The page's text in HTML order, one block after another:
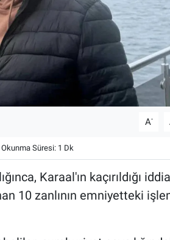
A-
Okunma Süresi: 1 Dk
Karaal'ın kaçırıldığı
10 zanlının emniyetteki